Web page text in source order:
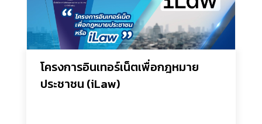
โครงการอินเทอร์เน็ตเพื่อกฎหมาย
ประชาชน (iLaw)